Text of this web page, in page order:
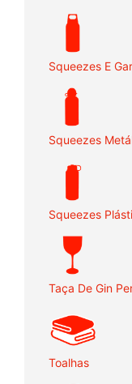
Squeezes E
Squeezes
Squeezes
Taça De Gin
Toalhas